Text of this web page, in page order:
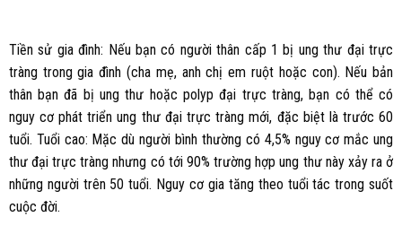
Tiền sử gia đình: Nếu bạn có người thân cấp 1 bị ung thư đại trực
tràng trong gia đình (cha mẹ, anh chị em ruột hoặc con). Nếu bản
thân bạn đã bị ung thư hoặc polyp đại trực tràng, bạn có thể có
nguy cơ phát triển ung thư đại trực tràng mới, đặc biệt là trước 60
tuổi. Tuổi cao: Mặc dù người bình thường có 4,5% nguy cơ mắc ung
thư đại trực tràng nhưng có tới 90% trường hợp ung thư này xảy ra ở
những người trên 50 tuổi. Nguy cơ gia tăng theo tuổi tác trong suốt
cuộc đời.